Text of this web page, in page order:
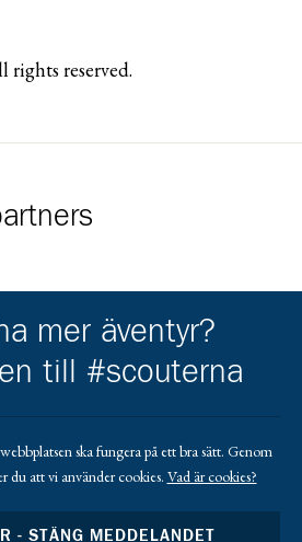
rights reserved.
www.lansforsakringar.se/
Gå till https://
mer äventyr?
till #scouterna
ska fungera på ett bra sätt. Genom
du att vi använder cookies. Vad är cookies?
- STÄNG MEDDELANDET